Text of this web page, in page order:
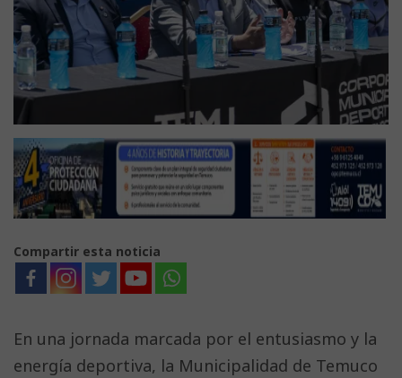
Compartir esta noticia
En una jornada marcada por el entusiasmo y la
energía deportiva, la Municipalidad de Temuco